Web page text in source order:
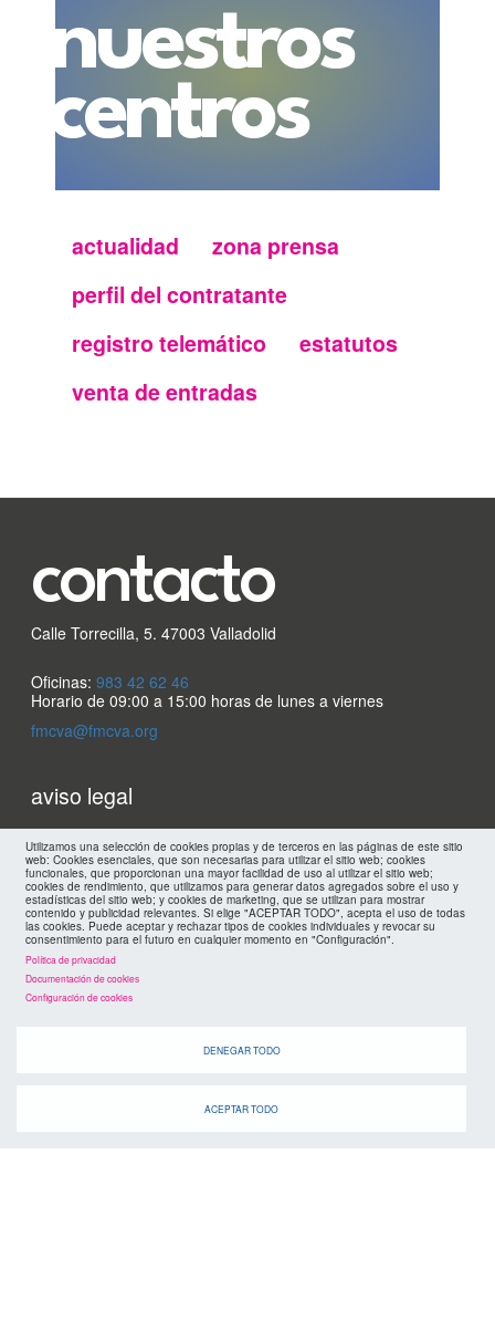
nuestros
centros
Menu
secundario
FMC
actualidad
zona prensa
perfil del contratante
registro telemático
estatutos
venta de entradas
Utilizamos una selección de cookies propias y de terceros en las páginas de este sitio
web: Cookies esenciales, que son necesarias para utilizar el sitio web; cookies
funcionales, que proporcionan una mayor facilidad de uso al utilizar el sitio web;
cookies de rendimiento, que utilizamos para generar datos agregados sobre el uso y
estadísticas del sitio web; y cookies de marketing, que se utilizan para mostrar
contenido y publicidad relevantes. Si elige "ACEPTAR TODO", acepta el uso de todas
las cookies. Puede aceptar y rechazar tipos de cookies individuales y revocar su
consentimiento para el futuro en cualquier momento en "Configuración".
Política de privacidad
Documentación de cookies
Configuración de cookies
DENEGAR TODO
ACEPTAR TODO
contacto
Calle Torrecilla, 5. 47003 Valladolid
Oficinas: 983 42 62 46
Horario de 09:00 a 15:00 horas de lunes a viernes
fmcva@fmcva.org
Menu
footer
FMC
aviso legal
mapa web
políticas de privacidad
cookies